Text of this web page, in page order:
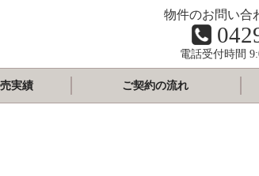
物件のお問い合
電話受付時間
実績 ご契約の流れ